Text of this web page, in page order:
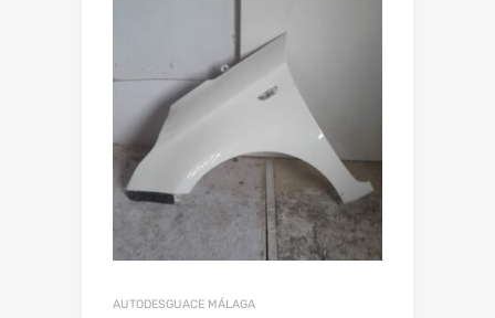
AUTODESGUACE MÁLAGA